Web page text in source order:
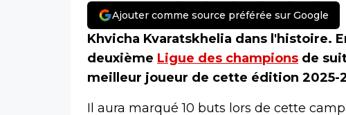
Ajouter comme source préférée sur Google
Khvicha Kvaratskhelia dans l'histoire.
deuxième Ligue des champions de
meilleur joueur de cette édition 2025-
Il aura marqué 10 buts lors de cette